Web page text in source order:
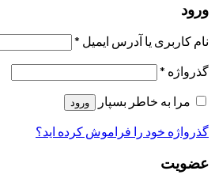
ورود
نام کاربری یا آدرس ایمیل *
گذرواژه *
مرا به خاطر بسپار
ورود
گذرواژه خود را فراموش کرده اید؟
عضویت